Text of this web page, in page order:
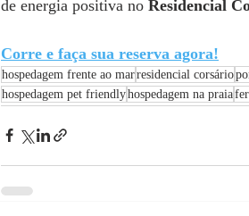
de energia positiva no Residencial
Corre e faça sua reserva agora!
hospedagem frente ao marresidencial corsário
hospedagem pet friendlyhospedagem na praia